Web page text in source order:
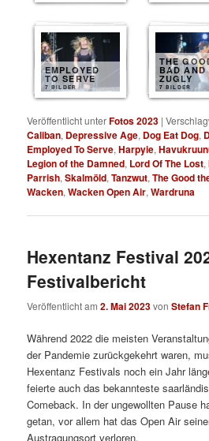
EMPLOYED
TO SERVE
7 BILDER
THE
BAD AND
ZUGLY
7 BILDER
Veröffentlicht unterFotos 2023 |
Caliban, Depressive Age, Dog Eat Dog,
Employed To Serve,Harpyie,
Legion of the Damned, Lord Of The Lost,
Parrish,Skalmöld,Tanzwut,The Good
Wacken,Wacken Open Air,Wardruna
Hexentanz Festival
Festivalbericht
Veröffentlicht am2. Mai 2023vonStefan
Während 2022 die meisten
der Pandemie zurückgekehrt waren,
Hexentanz Festivals noch ein Jahr
feierte auch das bekannteste
Comeback. In der ungewollten Pause
getan, vor allem hat das Open Air
Austragungsort verloren.